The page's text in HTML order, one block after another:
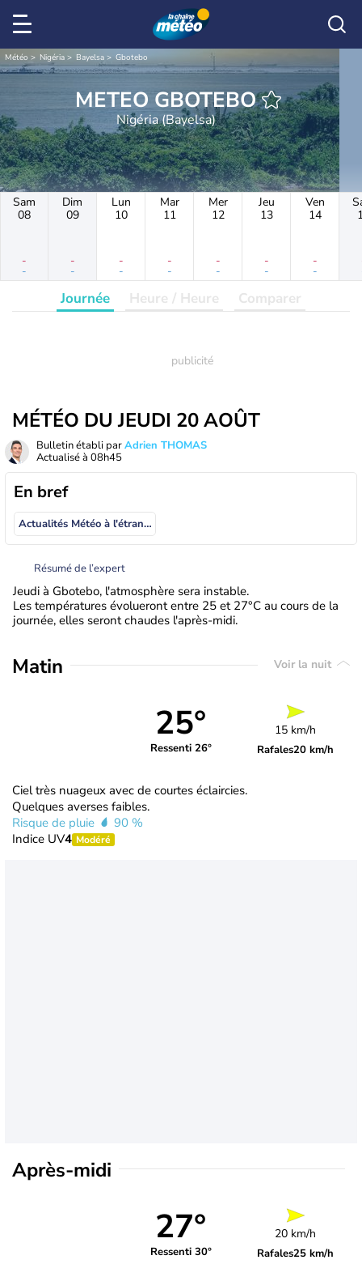
Météo Nigéria Bayelsa Gbotebo
METEO GBOTEBO
Nigéria (Bayelsa)
Sam
08
-
-
Dim
09
-
-
Lun
10
-
-
Mar
11
-
-
Mer
12
-
-
Jeu
13
-
-
Ven
14
-
-
Journée Heure / Heure Comparer
MÉTÉO DU JEUDI 20 AOÛT
Bulletin établi parAdrien THOMAS
Actualisé à 08h45
En bref
Actualités Météo à l'étranger
Résumé de l’expert
Jeudi à Gbotebo, l'atmosphère sera instable.
Les températures évolueront entre 25 et 27°C au cours de la
journée, elles seront chaudes l'après-midi.
Matin Voir la nuit
25°
Ressenti 26°
15 km/h
Rafales20 km/h
Ciel très nuageux avec de courtes éclaircies.
Quelques averses faibles.
Risque de pluie
90 %
Indice UV4 Modéré
Après-midi
27°
Ressenti 30°
20 km/h
Rafales25 km/h